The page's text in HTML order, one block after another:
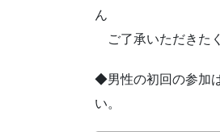
ん
ご了承いただきた
◆男性の初回の参加
い。